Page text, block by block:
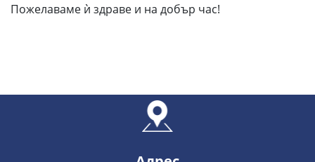
Пожелаваме ѝ здраве и на добър час!